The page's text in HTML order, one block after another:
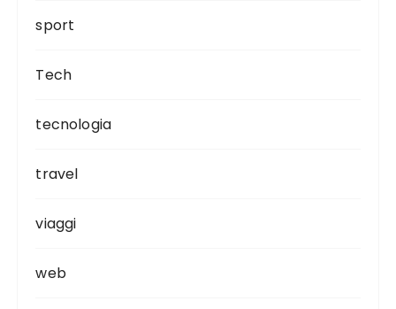
sport
Tech
tecnologia
travel
viaggi
web